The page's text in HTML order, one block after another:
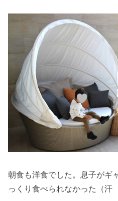
朝食も洋食でした。息子がギ
っくり食べられなかった（汗